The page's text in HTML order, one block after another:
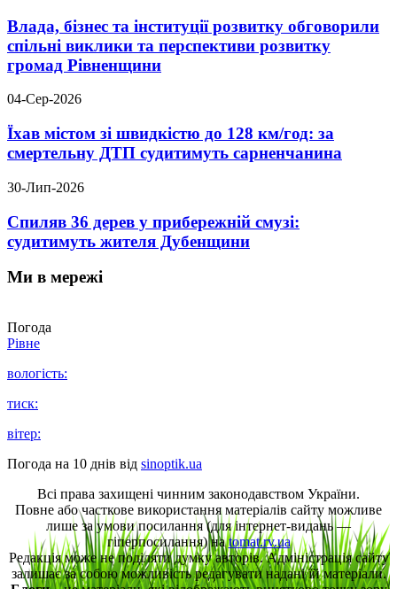
Влада, бізнес та інституції розвитку обговорили
спільні виклики та перспективи розвитку
громад Рівненщини
04-Сер-2026
Їхав містом зі швидкістю до 128 км/год: за
смертельну ДТП судитимуть сарненчанина
30-Лип-2026
Спиляв 36 дерев у прибережній смузі:
судитимуть жителя Дубенщини
Ми в мережі
Погода
Рівне
вологість:
тиск:
вітер:
Погода на 10 днів від sinoptik.ua
Всі права захищені чинним законодавством України.
Повне або часткове використання матеріалів сайту можливе
лише за умови посилання (для інтернет-видань —
гіперпосилання) наtomat.rv.ua
Редакція може не поділяти думку авторів. Адміністрація сайту
залишає за собою можливість редагувати надані їй матеріали.